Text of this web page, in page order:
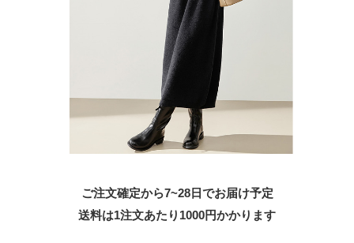
ご注文確定から7~28日でお届け予定
送料は1注文あたり 1000円かかります